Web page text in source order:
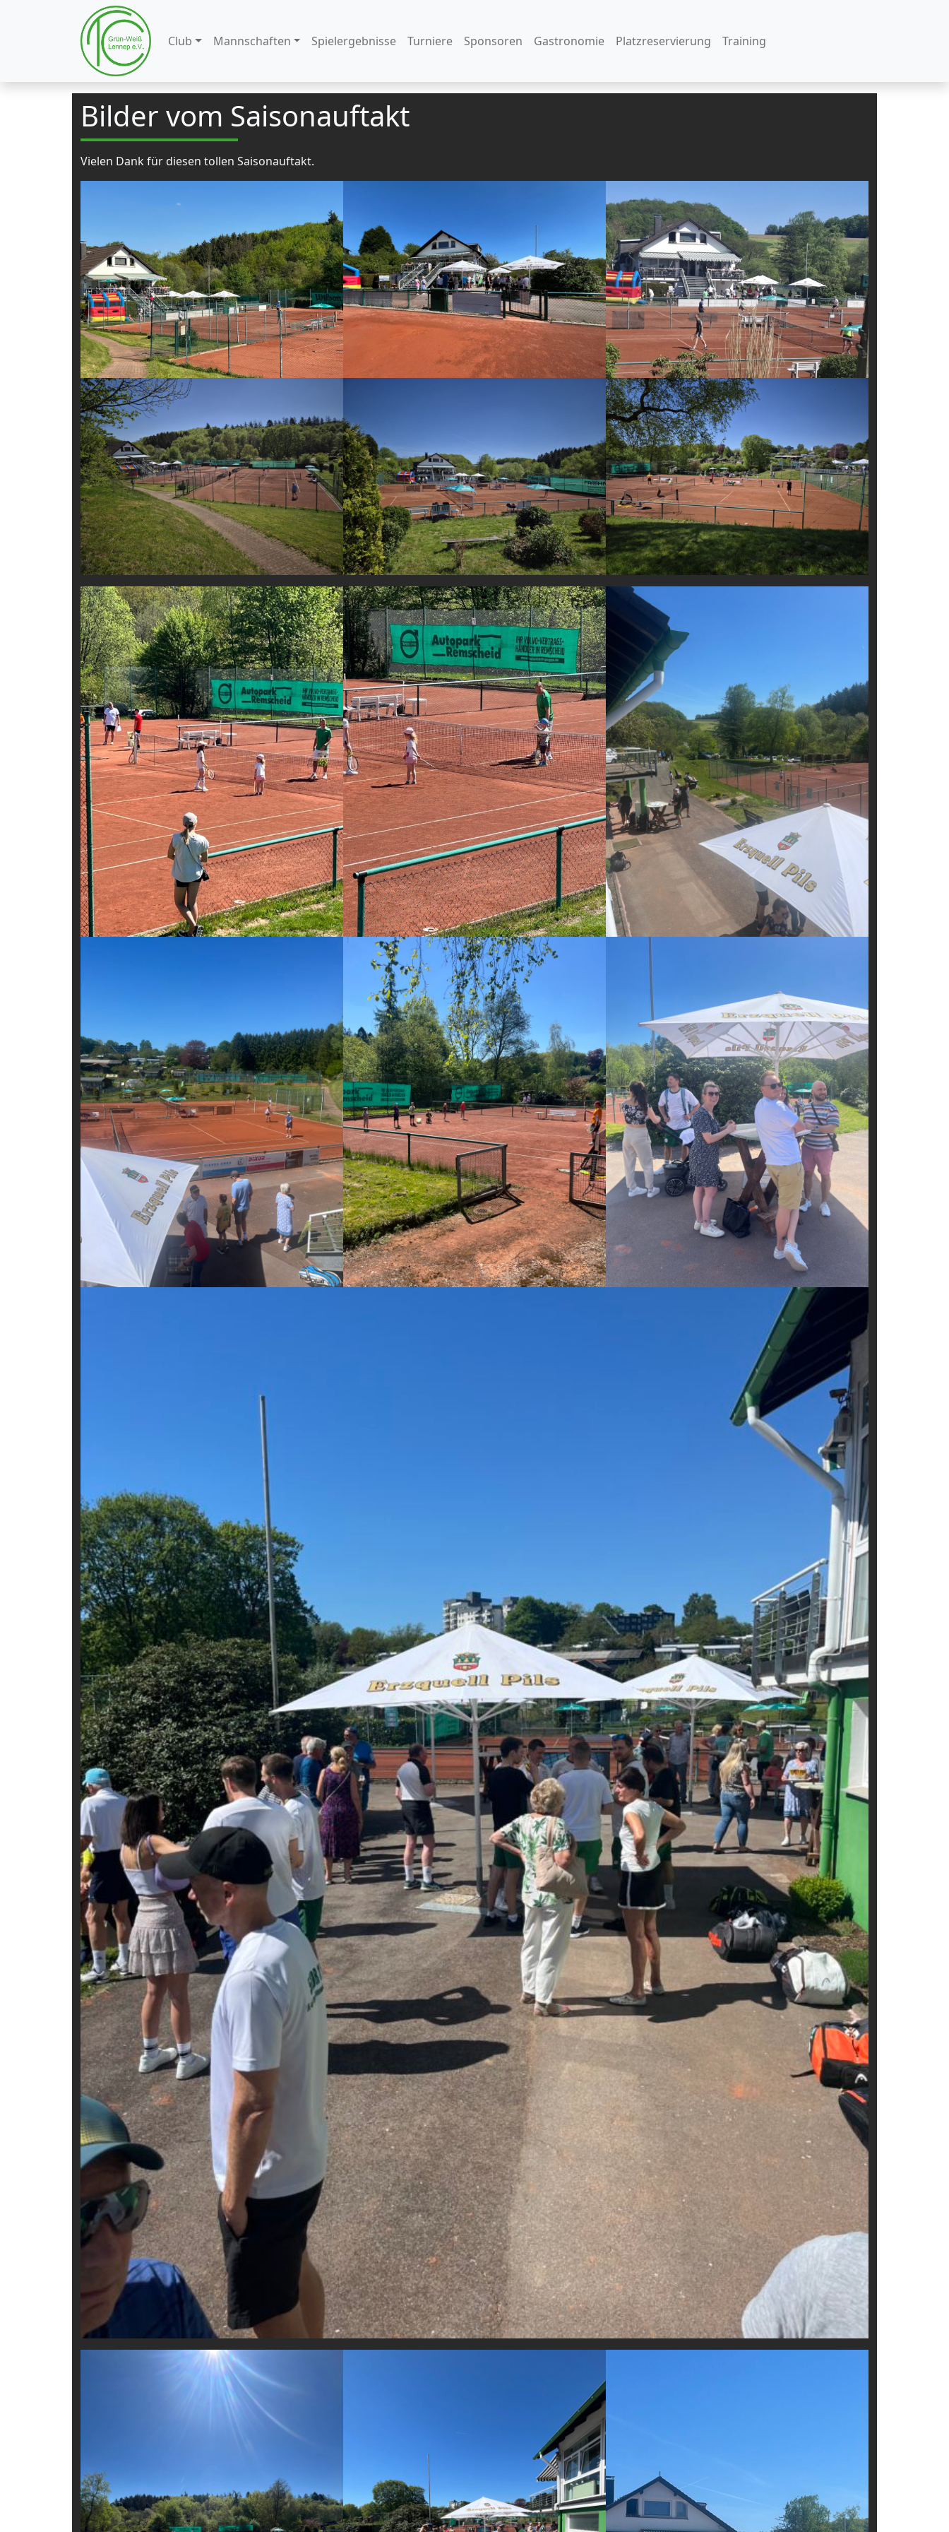
Club Mannschaften Spielergebnisse Turniere Sponsoren Gastronomie Platzreservierung Training
Bilder vom Saisonauftakt
Vielen Dank für diesen tollen Saisonauftakt.